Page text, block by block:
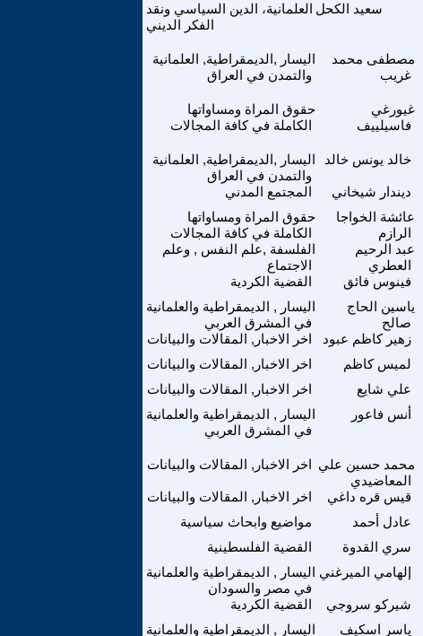
العلمانية، الدين السياسي ونقد
الفكر الديني
سعيد الكحل
اليسار ,الديمقراطية, العلمانية
والتمدن في العراق
مصطفى محمد
غريب
حقوق المراة ومساواتها
الكاملة في كافة المجالات
غيورغي
فاسيلييف
اليسار ,الديمقراطية, العلمانية
والتمدن في العراق
خالد يونس خالد
المجتمع المدني ديندار شيخاني
حقوق المراة ومساواتها
الكاملة في كافة المجالات
عائشة الخواجا
الرازم
الفلسفة ,علم النفس , وعلم
الاجتماع
عبد الرحيم
العطري
القضية الكردية فينوس فائق
اليسار , الديمقراطية والعلمانية
في المشرق العربي
ياسين الحاج
صالح
اخر الاخبار, المقالات والبيانات زهير كاظم عبود
اخر الاخبار, المقالات والبيانات
لميس كاظم
اخر الاخبار, المقالات والبيانات
علي شايع
اليسار , الديمقراطية والعلمانية
في المشرق العربي
أنس فاعور
اخر الاخبار, المقالات والبيانات محمد حسين علي
المعاضيدي
اخر الاخبار, المقالات والبيانات قيس قره داغي
مواضيع وابحاث سياسية
عادل أحمد
القضية الفلسطينية
سري القدوة
اليسار , الديمقراطية والعلمانية
في مصر والسودان
إلهامي الميرغني
القضية الكردية شيركو سروجي
اليسار , الديمقراطية والعلمانية
ياسر اسكيف